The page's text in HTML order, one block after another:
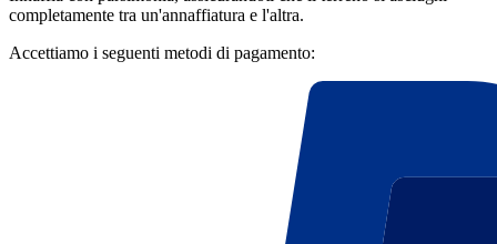
completamente tra un'annaffiatura e l'altra.
Accettiamo i seguenti metodi di pagamento: